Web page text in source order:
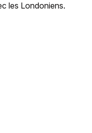
les Londoniens.